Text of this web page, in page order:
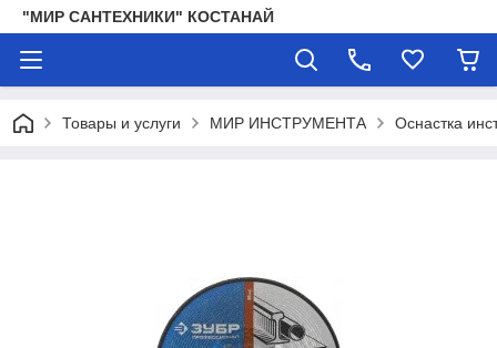
"МИР САНТЕХНИКИ" КОСТАНАЙ
Товары и услуги МИР ИНСТРУМЕНТА Оснастка